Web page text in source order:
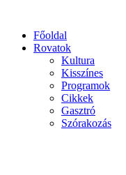
Főoldal
Rovatok
Kultura
Kisszínes
Programok
Cikkek
Gasztró
Szórakozás